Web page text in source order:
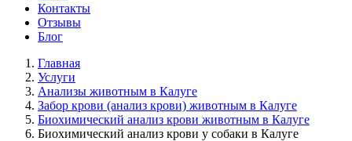
Контакты
Отзывы
Блог
Главная
Услуги
Анализы животным в Калуге
Забор крови (анализ крови) животным в Калуге
Биохимический анализ крови животным в Калуге
Биохимический анализ крови у собаки в Калуге